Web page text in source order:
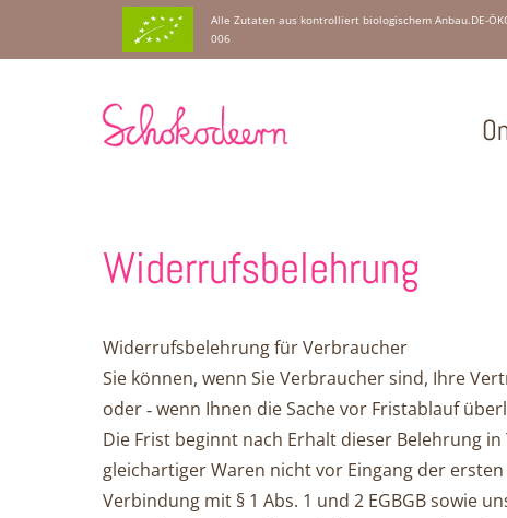
Alle Zutaten aus kontrolliert biologischem Anbau.DE-
006
Widerrufsbelehrung
Widerrufsbelehrung für Verbraucher
Sie können, wenn Sie Verbraucher sind, Ihre
oder ‑ wenn Ihnen die Sa­che vor Fristablauf
Die Frist beginnt nach Erhalt dieser Belehrung
gleichartiger Waren nicht vor Ein­gang der
Verbindung mit § 1 Abs. 1 und 2 EGBGB sowie